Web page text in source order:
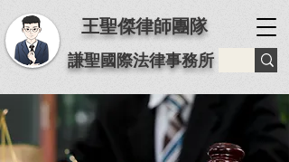
王聖傑律師團隊
謙聖國際法律事務所